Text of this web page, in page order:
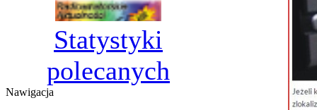
Statystyki
polecanych
Nawigacja